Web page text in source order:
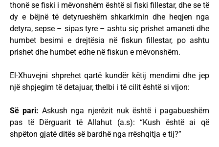
thonë se fiski i mëvonshëm është si fiski fillestar, dhe se të
dy e bëjnë të detyrueshëm shkarkimin dhe heqjen nga
detyra, sepse – sipas tyre – ashtu siç prishet amaneti dhe
humbet besimi e drejtësia në fiskun fillestar, po ashtu
prishet dhe humbet edhe në fiskun e mëvonshëm.
El-Xhuvejni shprehet qartë kundër këtij mendimi dhe jep
një shpjegim të detajuar, thelbi i të cilit është si vijon:
Së pari: Askush nga njerëzit nuk është i pagabueshëm
pas të Dërguarit të Allahut (a.s): “Kush është ai që
shpëton gjatë ditës së bardhë nga rrëshqitja e tij?”